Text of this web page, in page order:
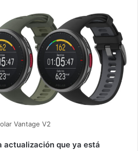
Vantage V2
actualización que ya está